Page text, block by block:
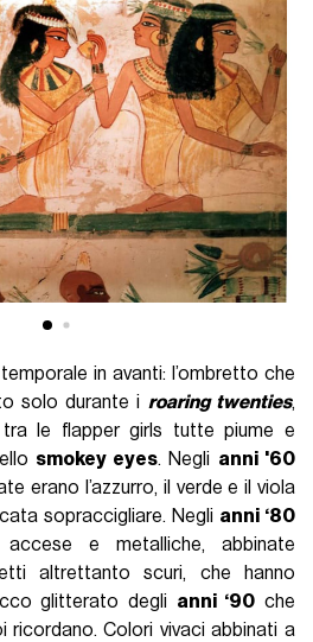
in avanti: l’ombretto che
solo durante i roaring twenties,
le flapper girls tutte piume e
smokey eyes. Negli anni '60
erano l’azzurro, il verde e il viola
sopraccigliare. Negli anni ‘80
e metalliche, abbinate
altrettanto scuri, che hanno
glitterato degli anni ‘90 che
ricordano. Colori vivaci abbinati a